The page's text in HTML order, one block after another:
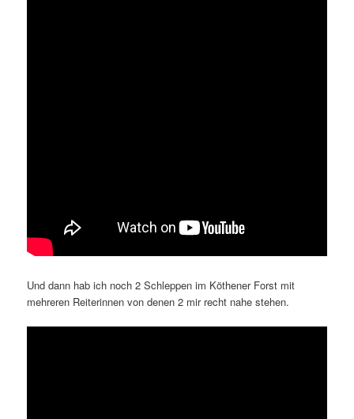
Und dann hab ich noch 2 Schleppen im Köthener Forst mit
mehreren Reiterinnen von denen 2 mir recht nahe stehen.